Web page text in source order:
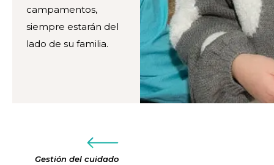
campamentos,
siempre estarán del
lado de su familia.
Gestión del cuidado